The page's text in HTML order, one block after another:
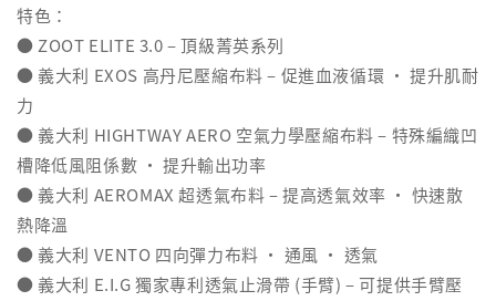
特色：
● ZOOT ELITE 3.0 – 頂級菁英系列
● 義大利 EXOS 高丹尼壓縮布料 – 促進血液循環 ‧ 提升肌耐
力
● 義大利 HIGHTWAY AERO 空氣力學壓縮布料 – 特殊編織凹
槽降低風阻係數 ‧ 提升輸出功率
● 義大利 AEROMAX 超透氣布料 – 提高透氣效率 ‧ 快速散
熱降溫
● 義大利 VENTO 四向彈力布料 ‧ 通風 ‧ 透氣
● 義大利 E.I.G 獨家專利透氣止滑帶 (手臂) – 可提供手臂壓